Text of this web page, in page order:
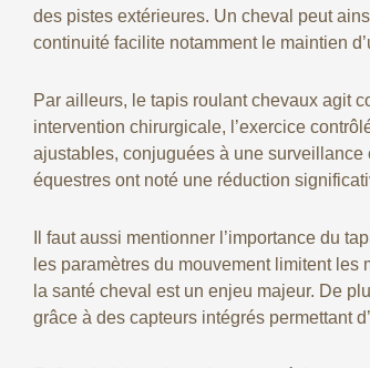
des pistes extérieures. Un cheval peut
continuité facilite notamment le maintien
Par ailleurs, le tapis roulant chevaux agit
intervention chirurgicale, l’exercice
ajustables, conjuguées à une
équestres ont noté une réduction
Il faut aussi mentionner l’importance du
les paramètres du mouvement limitent
la santé cheval est un enjeu majeur. De
grâce à des capteurs intégrés permettant